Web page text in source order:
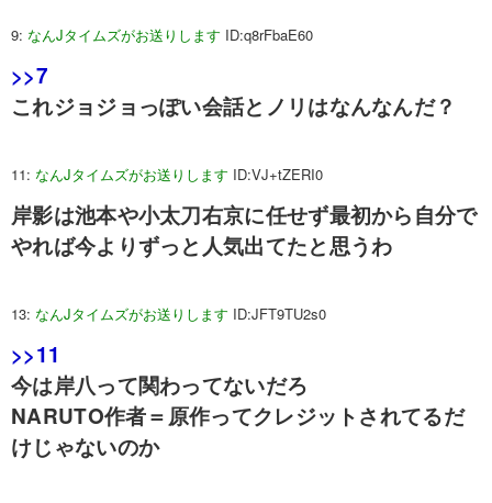
9: なんJタイムズがお送りします ID:q8rFbaE60
>>7
これジョジョっぽい会話とノリはなんなんだ？
11: なんJタイムズがお送りします ID:VJ+tZERI0
岸影は池本や小太刀右京に任せず最初から自分で
やれば今よりずっと人気出てたと思うわ
13: なんJタイムズがお送りします ID:JFT9TU2s0
>>11
今は岸八って関わってないだろ
NARUTO作者＝原作ってクレジットされてるだ
けじゃないのか